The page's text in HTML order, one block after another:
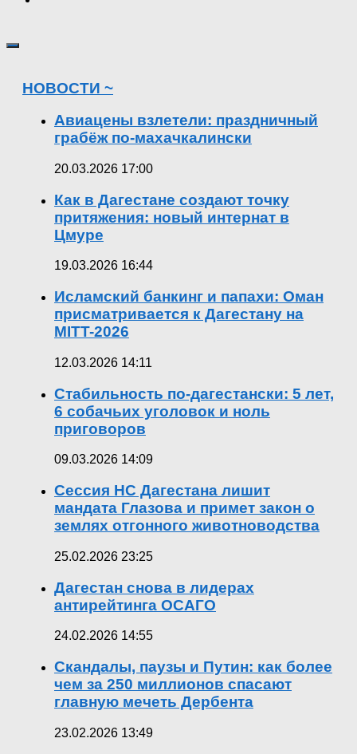
НОВОСТИ ~
Авиацены взлетели: праздничный
грабёж по-махачкалински
20.03.2026 17:00
Как в Дагестане создают точку
притяжения: новый интернат в
Цмуре
19.03.2026 16:44
Исламский банкинг и папахи: Оман
присматривается к Дагестану на
MITT-2026
12.03.2026 14:11
Стабильность по-дагестански: 5 лет,
6 собачьих уголовок и ноль
приговоров
09.03.2026 14:09
Сессия НС Дагестана лишит
мандата Глазова и примет закон о
землях отгонного животноводства
25.02.2026 23:25
Дагестан снова в лидерах
антирейтинга ОСАГО
24.02.2026 14:55
Скандалы, паузы и Путин: как более
чем за 250 миллионов спасают
главную мечеть Дербента
23.02.2026 13:49